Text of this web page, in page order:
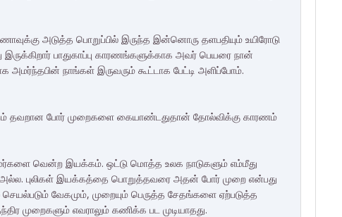
அடுத்த பொறுப்பில் இருந்த இன்னொரு தளபதியும் உயிரோடு
இருக்கிறார் பாதுகாப்பு காரணங்களுக்காக அவர் பெயரை நான்
அமர்ந்தபின் நாங்கள் இருவரும் கூட்டாக பேட்டி அளிப்போம்.
தவறான போர் முறைகளை கையாண்டதுதான் தோல்விக்கு காரணம்
வென்ற இயக்கம். ஒட்டு மொத்த உலக நாடுகளும் எம்மீது
அல்ல. புலிகள் இயக்கத்தை பொறுத்தவரை அதன் போர் முறை என்பது
வேகமும், முறையும் பெருத்த சேதங்களை ஏற்படுத்த
முறைகளும் எவராலும் கணிக்க பட முடியாதது.